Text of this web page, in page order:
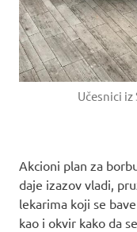
Učesnici iz
Akcioni plan za
daje izazov vladi,
lekarima koji se
kao i okvir kako da